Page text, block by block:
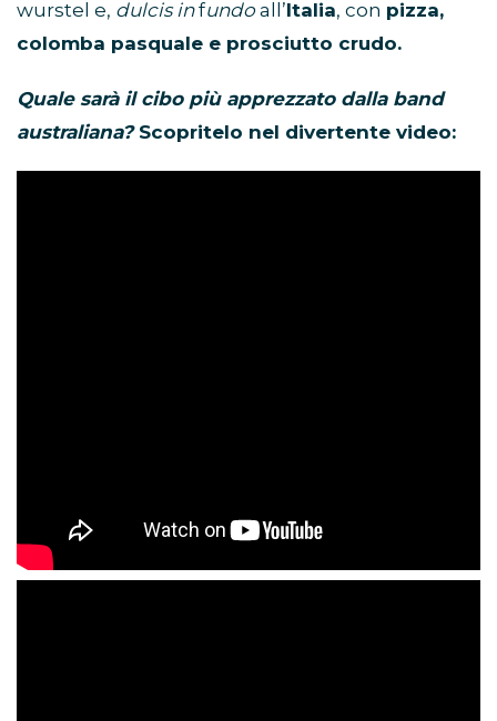
wurstel e, dulcis infundoall’Italia, con pizza,
colomba pasquale e prosciutto crudo.
Quale sarà il cibo più apprezzato dalla band
australiana? Scopritelo nel divertente video: